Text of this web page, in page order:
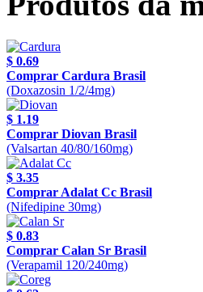
$ 0.69
Comprar Cardura Brasil
(Doxazosin 1/2/4mg)
$ 1.19
Comprar Diovan Brasil
(Valsartan 40/80/160mg)
$ 3.35
Comprar Adalat Cc Brasil
(Nifedipine 30mg)
$ 0.83
Comprar Calan Sr Brasil
(Verapamil 120/240mg)